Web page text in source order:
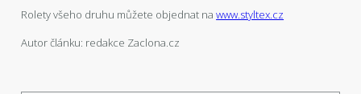
Rolety všeho druhu můžete objednat nawww.styltex.cz
Autor článku: redakce Zaclona.cz